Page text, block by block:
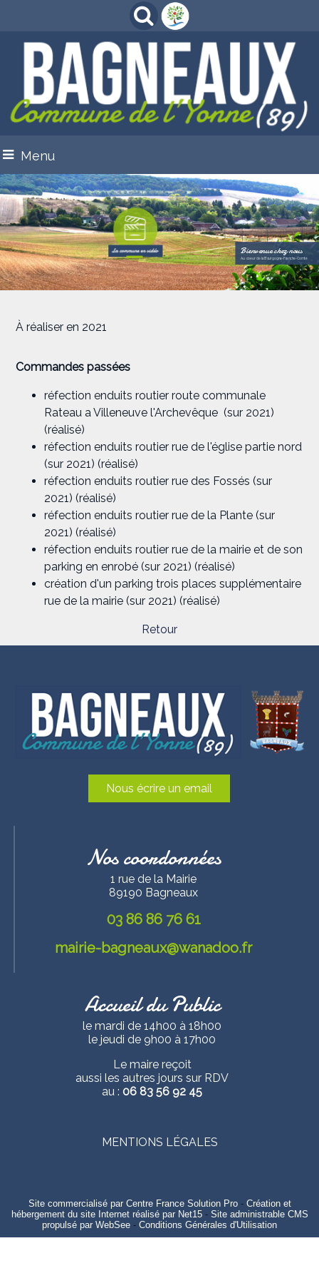
Menu
Bienvenue chez nous
Au coeur de la Bourgogne-Franche-Comté
À réaliser en 2021
Commandes passées
réfection enduits routier route communale
Rateau a Villeneuve l'Archevêque (sur 2021)
(réalisé)
réfection enduits routier rue de l'église partie nord
(sur 2021) (réalisé)
réfection enduits routier rue des Fossés (sur
2021) (réalisé)
réfection enduits routier rue de la Plante (sur
2021) (réalisé)
réfection enduits routier rue de la mairie et de son
parking en enrobé (sur 2021) (réalisé)
création d'un parking trois places supplémentaire
rue de la mairie (sur 2021) (réalisé)
Retour
Nous écrire un email
Nos coordonnées
1 rue de la Mairie
89190 Bagneaux
03 86 86 76 61
mairie-bagneaux@wanadoo.fr
Accueil du Public
le mardi de 14h00 à 18h00
le jeudi de 9h00 à 17h00
Le maire reçoit
aussi les autres jours sur RDV
au : 06 83 56 92 45
MENTIONS LÉGALES
Site commercialisé par Centre France Solution Pro- Création et
hébergement du site Internet réalisé par Net15- Site administrable CMS
propulsé par WebSee - Conditions Générales d'Utilisation